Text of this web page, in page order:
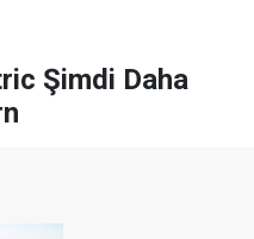
Şimdi Daha